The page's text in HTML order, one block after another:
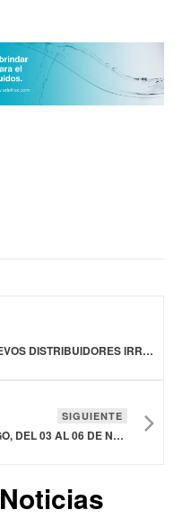
COFEPRIS DETECTA OCHO NUEVOS DISTRIBUIDORES IRREGULARES DE MEDICAMENTOS
SIGUIENTE
¡NO TE PIERDAS PACK EXPO CHICAGO, DEL 03 AL 06 DE NOVIEMBRE!
Noticias